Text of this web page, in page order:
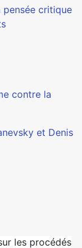
pensée critique
contre la
et Denis
les procédés